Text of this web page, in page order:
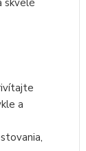
skvelé
a